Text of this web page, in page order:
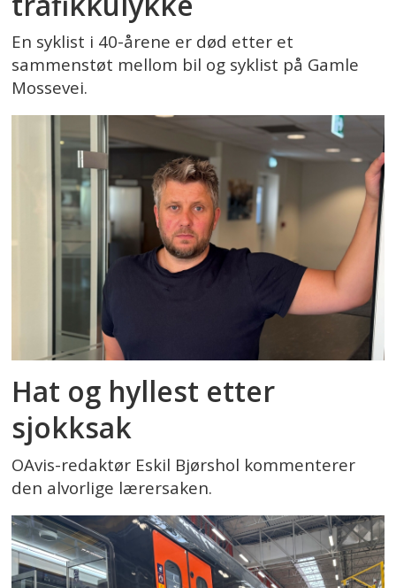
En syklist i 40-årene er død etter et
sammenstøt mellom bil og syklist på Gamle
Mossevei.
Hat og hyllest etter
sjokksak
OAvis-redaktør Eskil Bjørshol kommenterer
den alvorlige lærersaken.